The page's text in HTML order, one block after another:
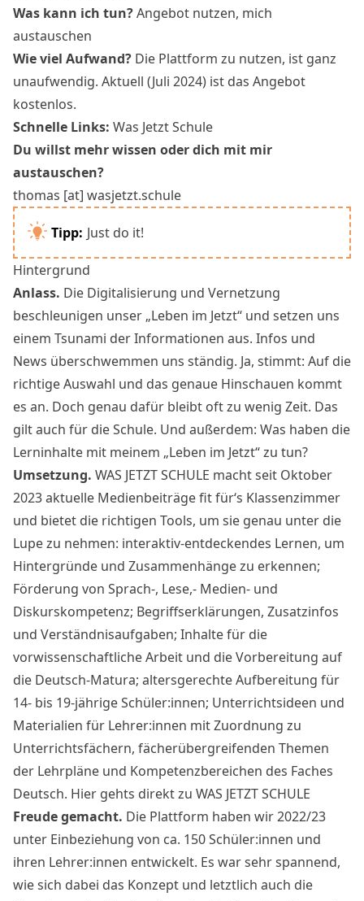
Was kann ich tun?Angebot nutzen, mich
austauschen
Wie viel Aufwand? Die Plattform zu nutzen, ist ganz
unaufwendig. Aktuell (Juli 2024) ist das Angebot
kostenlos.
Schnelle Links: Was Jetzt Schule
Du willst mehr wissen oder dich mit mir
austauschen?
thomas [at] wasjetzt.schule
Tipp: Just do it!
Hintergrund
Anlass. Die Digitalisierung und Vernetzung
beschleunigen unser „Leben im Jetzt“ und setzen uns
einem Tsunami der Informationen aus. Infos und
News überschwemmen uns ständig. Ja, stimmt: Auf die
richtige Auswahl und das genaue Hinschauen kommt
es an. Doch genau dafür bleibt oft zu wenig Zeit. Das
gilt auch für die Schule. Und außerdem: Was haben die
Lerninhalte mit meinem „Leben im Jetzt“ zu tun?
Umsetzung. WAS JETZT SCHULE macht seit Oktober
2023 aktuelle Medienbeiträge fit für‘s Klassenzimmer
und bietet die richtigen Tools, um sie genau unter die
Lupe zu nehmen: interaktiv-entdeckendes Lernen, um
Hintergründe und Zusammenhänge zu erkennen;
Förderung von Sprach-, Lese,- Medien- und
Diskurskompetenz; Begriffserklärungen, Zusatzinfos
und Verständnisaufgaben; Inhalte für die
vorwissenschaftliche Arbeit und die Vorbereitung auf
die Deutsch-Matura; altersgerechte Aufbereitung für
14- bis 19-jährige Schüler:innen; Unterrichtsideen und
Materialien für Lehrer:innen mit Zuordnung zu
Unterrichtsfächern, fächerübergreifenden Themen
der Lehrpläne und Kompetenzbereichen des Faches
Deutsch. Hier gehts direkt zu WAS JETZT SCHULE
Freude gemacht. Die Plattform haben wir 2022/23
unter Einbeziehung von ca. 150 Schüler:innen und
ihren Lehrer:innen entwickelt. Es war sehr spannend,
wie sich dabei das Konzept und letztlich auch die